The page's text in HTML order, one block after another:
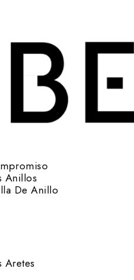
Anillos
De Anillo
Aretes